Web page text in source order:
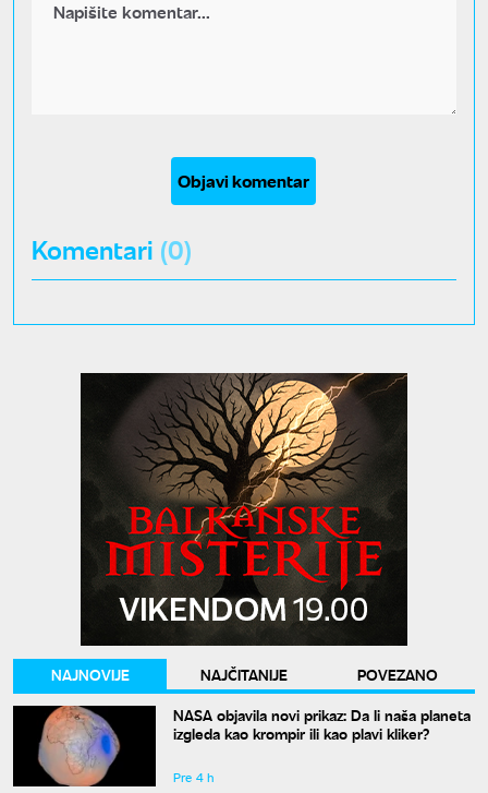
Objavi komentar
Komentari (0)
NAJNOVIJE NAJČITANIJE
POVEZANO
NASA objavila novi prikaz: Da li naša planeta
izgleda kao krompir ili kao plavi kliker?
Pre 4 h